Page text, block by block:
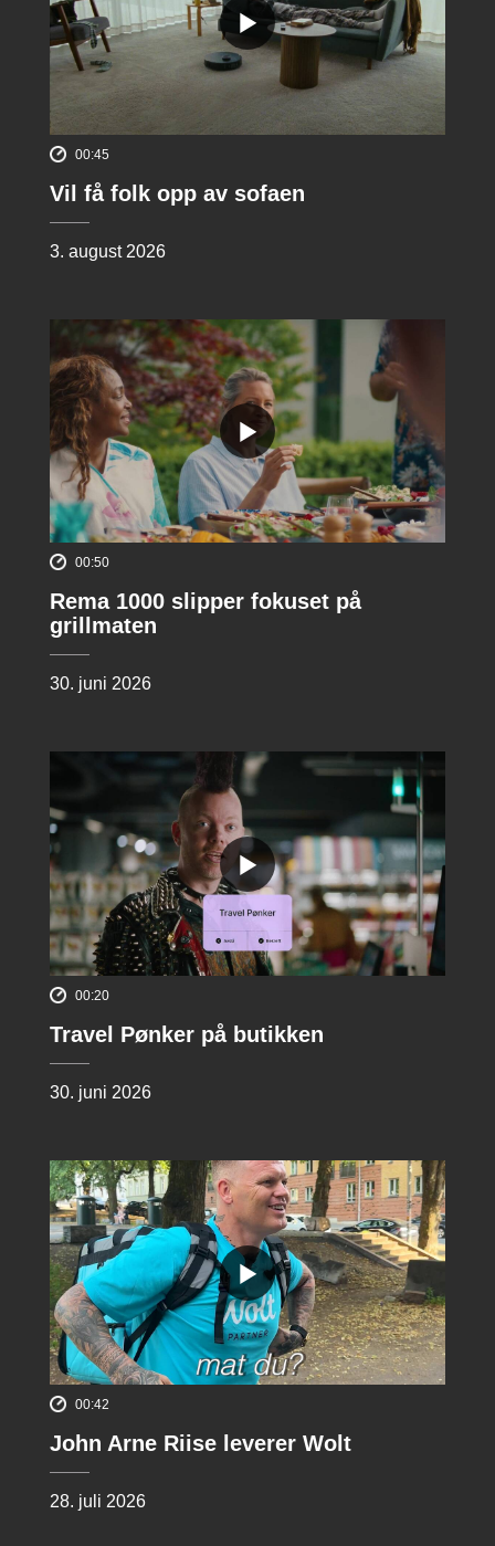
00:45
Vil få folk opp av sofaen
3. august 2026
00:50
Rema 1000 slipper fokuset på
grillmaten
30. juni 2026
00:20
Travel Pønker på butikken
30. juni 2026
00:42
John Arne Riise leverer Wolt
28. juli 2026